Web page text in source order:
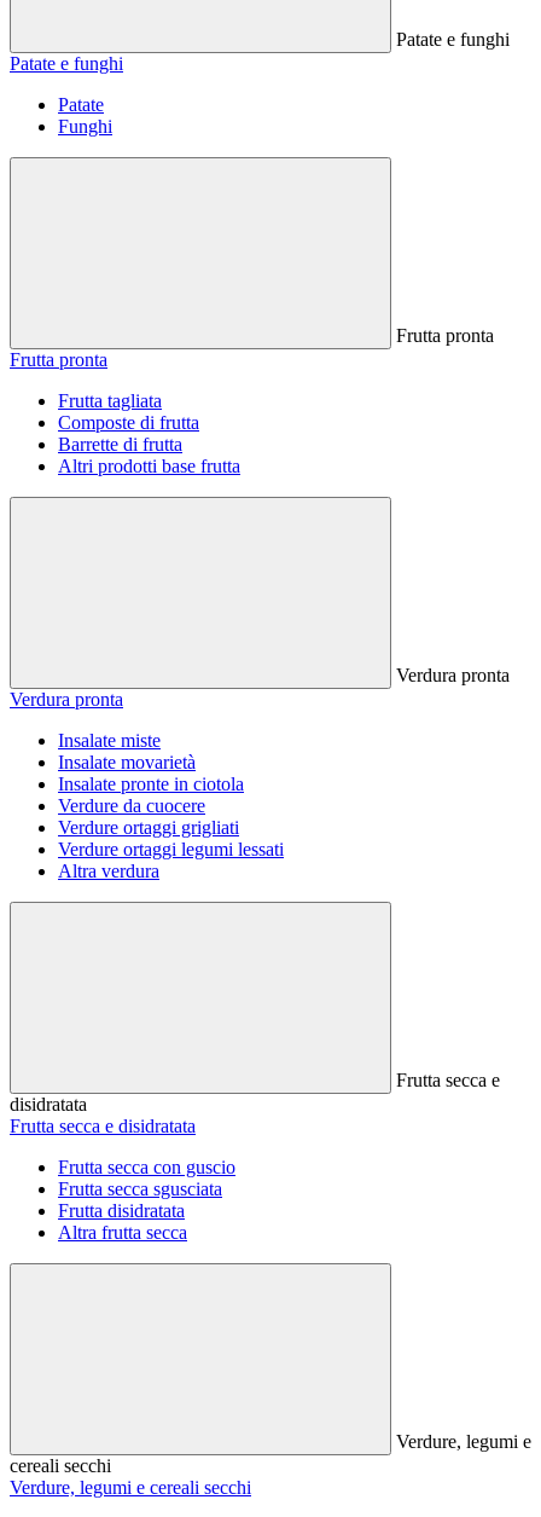
Patate e funghi
Patate e funghi
Patate
Funghi
Frutta pronta
Frutta pronta
Frutta tagliata
Composte di frutta
Barrette di frutta
Altri prodotti base frutta
Verdura pronta
Verdura pronta
Insalate miste
Insalate movarietà
Insalate pronte in ciotola
Verdure da cuocere
Verdure ortaggi grigliati
Verdure ortaggi legumi lessati
Altra verdura
Frutta secca e
disidratata
Frutta secca e disidratata
Frutta secca con guscio
Frutta secca sgusciata
Frutta disidratata
Altra frutta secca
Verdure, legumi e
cereali secchi
Verdure, legumi e cereali secchi